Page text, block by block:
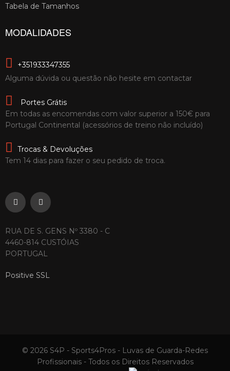
Tabela de Tamanhos
MODALIDADES
+351933347355
Alguma dúvida ou questão não hesite em contactar
Portes Grátis
Em todas as encomendas com valor superior a 150€ para
Portugal Continental (acessórios de treino não incluído)
Trocas & Devoluções
Tem 14 dias para fazer o seu pedido de troca.
RUA DE S. GENS Nº 3380 - C
4460-814 CUSTÓIAS
PORTUGAL
Positive SSL
© 2026 S4P - Sports4Pros - Luvas de Guarda-Redes
Profissionais - Todos os Direitos Reservados